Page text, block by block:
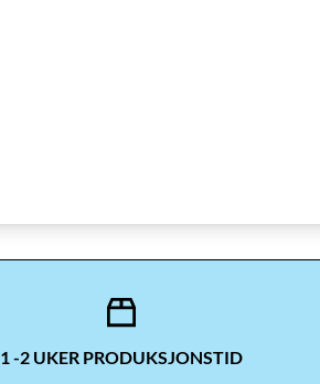
1 -2 UKER PRODUKSJONSTID